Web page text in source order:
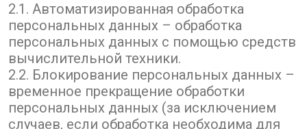
2.1. Автоматизированная обработка
персональных данных – обработка
персональных данных с помощью средств
вычислительной техники.
2.2. Блокирование персональных данных –
временное прекращение обработки
персональных данных (за исключением
случаев, если обработка необходима для